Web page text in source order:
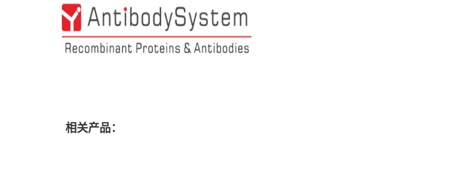
相关产品：